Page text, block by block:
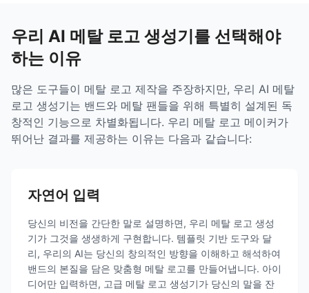
우리 AI 메탈 로고 생성기를 선택해야
하는 이유
많은 도구들이 메탈 로고 제작을 주장하지만, 우리 AI 메탈
로고 생성기는 밴드와 메탈 팬들을 위해 특별히 설계된 독
창적인 기능으로 차별화됩니다. 우리 메탈 로고 메이커가
뛰어난 결과를 제공하는 이유는 다음과 같습니다:
자연어 입력
당신의 비전을 간단한 말로 설명하면, 우리 메탈 로고 생성
기가 그것을 생생하게 구현합니다. 템플릿 기반 도구와 달
리, 우리의 AI는 당신의 창의적인 방향을 이해하고 해석하여
밴드의 본질을 담은 맞춤형 메탈 로고를 만들어냅니다. 아이
디어만 입력하면, 고급 메탈 로고 생성기가 당신의 말을 잔